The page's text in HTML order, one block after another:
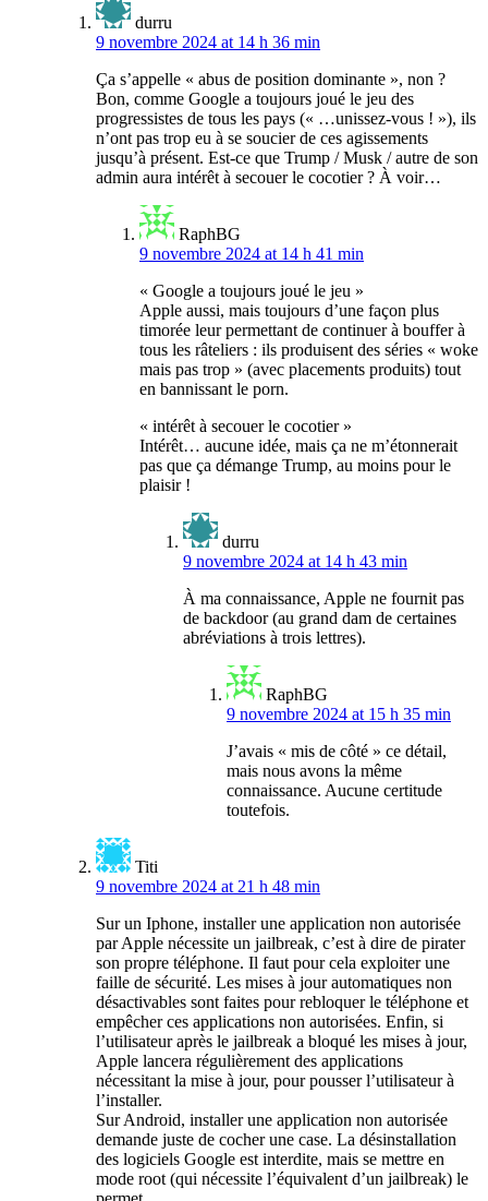
durru
9 novembre 2024 at 14 h 36 min
Ça s’appelle « abus de position dominante », non ?
Bon, comme Google a toujours joué le jeu des
progressistes de tous les pays (« …unissez-vous ! »), ils
n’ont pas trop eu à se soucier de ces agissements
jusqu’à présent. Est-ce que Trump / Musk / autre de son
admin aura intérêt à secouer le cocotier ? À voir…
RaphBG
9 novembre 2024 at 14 h 41 min
« Google a toujours joué le jeu »
Apple aussi, mais toujours d’une façon plus
timorée leur permettant de continuer à bouffer à
tous les râteliers : ils produisent des séries « woke
mais pas trop » (avec placements produits) tout
en bannissant le porn.
« intérêt à secouer le cocotier »
Intérêt… aucune idée, mais ça ne m’étonnerait
pas que ça démange Trump, au moins pour le
plaisir !
durru
9 novembre 2024 at 14 h 43 min
À ma connaissance, Apple ne fournit pas
de backdoor (au grand dam de certaines
abréviations à trois lettres).
RaphBG
9 novembre 2024 at 15 h 35 min
J’avais « mis de côté » ce détail,
mais nous avons la même
connaissance. Aucune certitude
toutefois.
Titi
9 novembre 2024 at 21 h 48 min
Sur un Iphone, installer une application non autorisée
par Apple nécessite un jailbreak, c’est à dire de pirater
son propre téléphone. Il faut pour cela exploiter une
faille de sécurité. Les mises à jour automatiques non
désactivables sont faites pour rebloquer le téléphone et
empêcher ces applications non autorisées. Enfin, si
l’utilisateur après le jailbreak a bloqué les mises à jour,
Apple lancera régulièrement des applications
nécessitant la mise à jour, pour pousser l’utilisateur à
l’installer.
Sur Android, installer une application non autorisée
demande juste de cocher une case. La désinstallation
des logiciels Google est interdite, mais se mettre en
mode root (qui nécessite l’équivalent d’un jailbreak) le